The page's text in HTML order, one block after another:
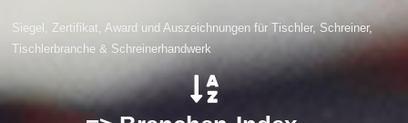
Siegel, Zertifikat, Award und Auszeichnungen für Tischler, Schreiner,
Tischlerbranche & Schreinerhandwerk